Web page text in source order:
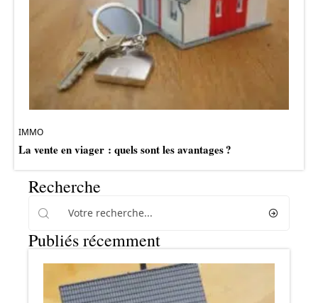
IMMO
La vente en viager : quels sont les avantages ?
Recherche
Publiés récemment